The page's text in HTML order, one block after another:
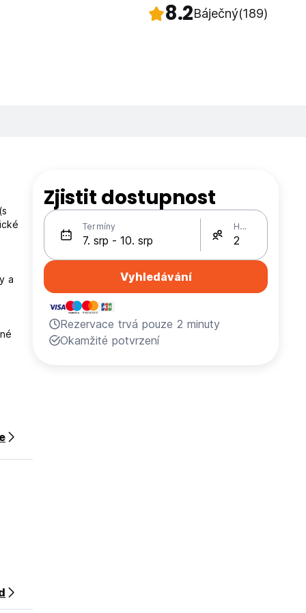
8.2Báječný(189)
a
Zjistit dostupnost
Termíny Hosté
Vyhledávání
Rezervace trvá pouze 2 minuty
Okamžité potvrzení